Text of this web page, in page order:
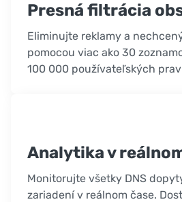
Presná filtrácia
Eliminujte reklamy a
pomocou viac ako 30
100 000 používateľských
Analytika v
Monitorujte všetky DNS
zariadení v reálnom čase.